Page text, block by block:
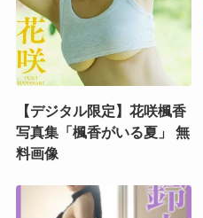
【デジタル限定】花咲楓香
写真集「楓香がいる夏」 無
料画像